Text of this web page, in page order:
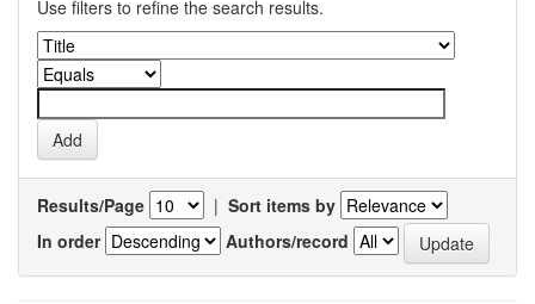
Use filters to refine the search results.
Results/Page | Sort items by
In order
Authors/record